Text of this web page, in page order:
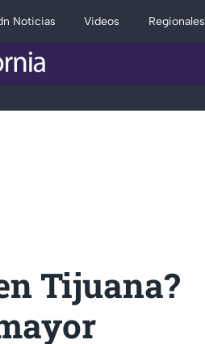
Noticias Videos Regionales
Tijuana?